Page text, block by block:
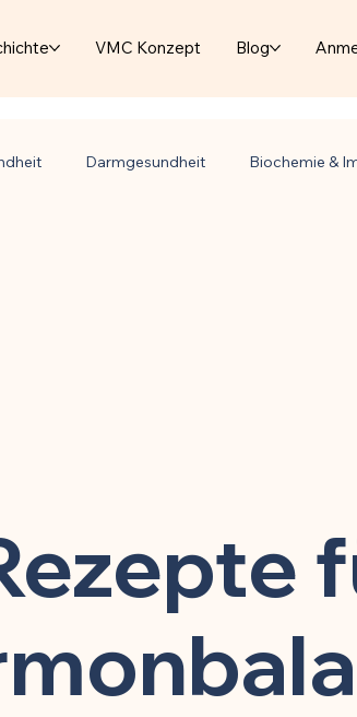
VMC Konzept Blog
Darmgesundheit Biochemie &
🍽️ Rezepte für Zellverjüngung